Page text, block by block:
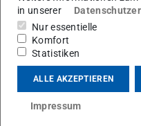
Studium
in unserer
Nur essentielle
Komfort
Statistiken
ALLE AKZEPTIEREN
Impressum